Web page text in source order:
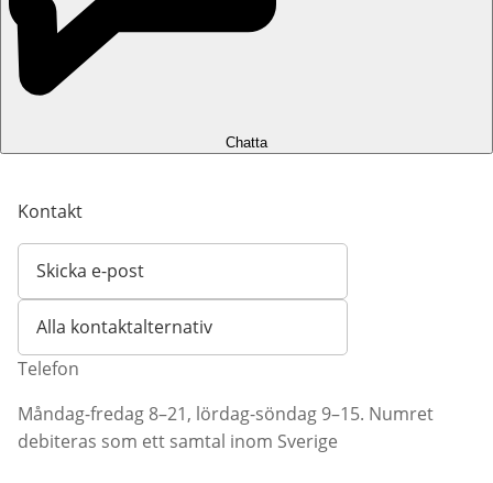
Chatta
Kontakt
Skicka e-post
Öppnar e-postklient
Alla kontaktalternativ
Telefon
Måndag-fredag 8–21, lördag-söndag 9–15. Numret
debiteras som ett samtal inom Sverige